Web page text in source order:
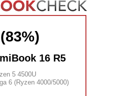
16 R5
5 4500U
6 (Ryzen 4000/5000)